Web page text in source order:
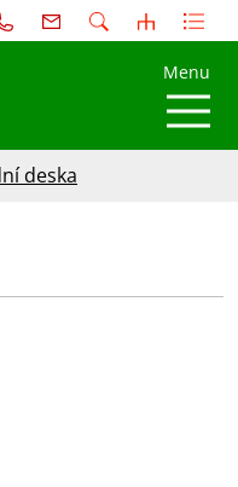
Menu
deska